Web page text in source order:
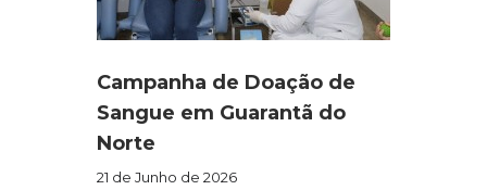
Campanha de Doação de
Sangue em Guarantã do
Norte
21 de Junho de 2026